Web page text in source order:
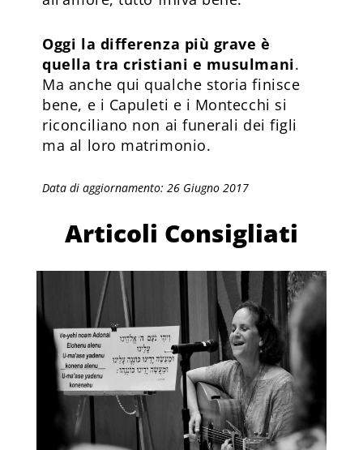
Oggi la differenza più grave è
quella tra cristiani e musulmani.
Ma anche qui qualche storia finisce
bene, e i Capuleti e i Montecchi si
riconciliano non ai funerali dei figli
ma al loro matrimonio.
Data di aggiornamento: 26 Giugno 2017
Articoli Consigliati